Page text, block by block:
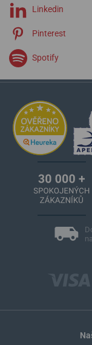
Linkedin
Pinterest
Spotify